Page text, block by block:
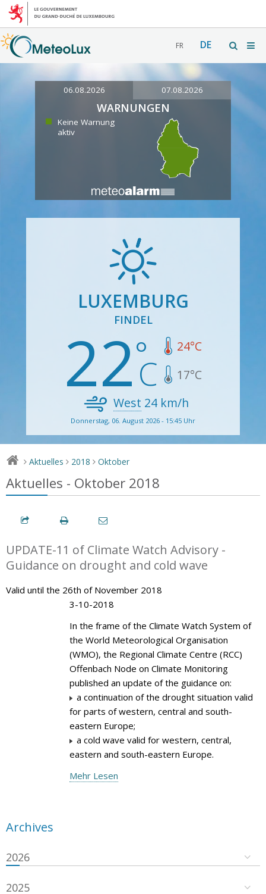
FR DE
06.08.2026 07.08.2026
WARNUNGEN
Keine Warnung
aktiv
LUXEMBURG
FINDEL
22 24°C
17°C
West 24 km/h
Donnerstag, 06. August 2026 - 15:45 Uhr
> Aktuelles > 2018 > Oktober
Aktuelles - Oktober 2018
UPDATE-11 of Climate Watch Advisory -
Guidance on drought and cold wave
Valid until the 26th of November 2018
3-10-2018
In the frame of the Climate Watch System of
the World Meteorological Organisation
(WMO), the Regional Climate Centre (RCC)
Offenbach Node on Climate Monitoring
published an update of the guidance on:
a continuation of the drought situation valid
for parts of western, central and south-
eastern Europe;
a cold wave valid for western, central,
eastern and south-eastern Europe.
Mehr Lesen
Archives
2026
2025